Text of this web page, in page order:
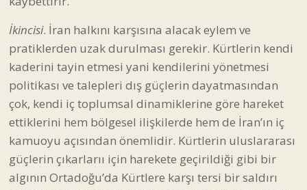
ettiklerini hem bölgesel ilişkilerde hem de İran’ın iç
kamuoyu açısından önemlidir. Kürtlerin uluslararası
güçlerin çıkarlarıı için harekete geçirildiği gibi bir
algının Ortadoğu’da Kürtlere karşı tersi bir saldırı
eylemine dönüşmesi riski hesaplanmalı ve böyle bir
algıya zemin hazırlanmamalıdır.
Üçüncüsü, Kendi özel statülerini mutlak bir şekilde
garanti altına almaları ama aynı zamanda
bölünmüş bir İran değil tek bir İran içerisinde,
Tahran'da iktidar olacak bir güçle demokratik İran